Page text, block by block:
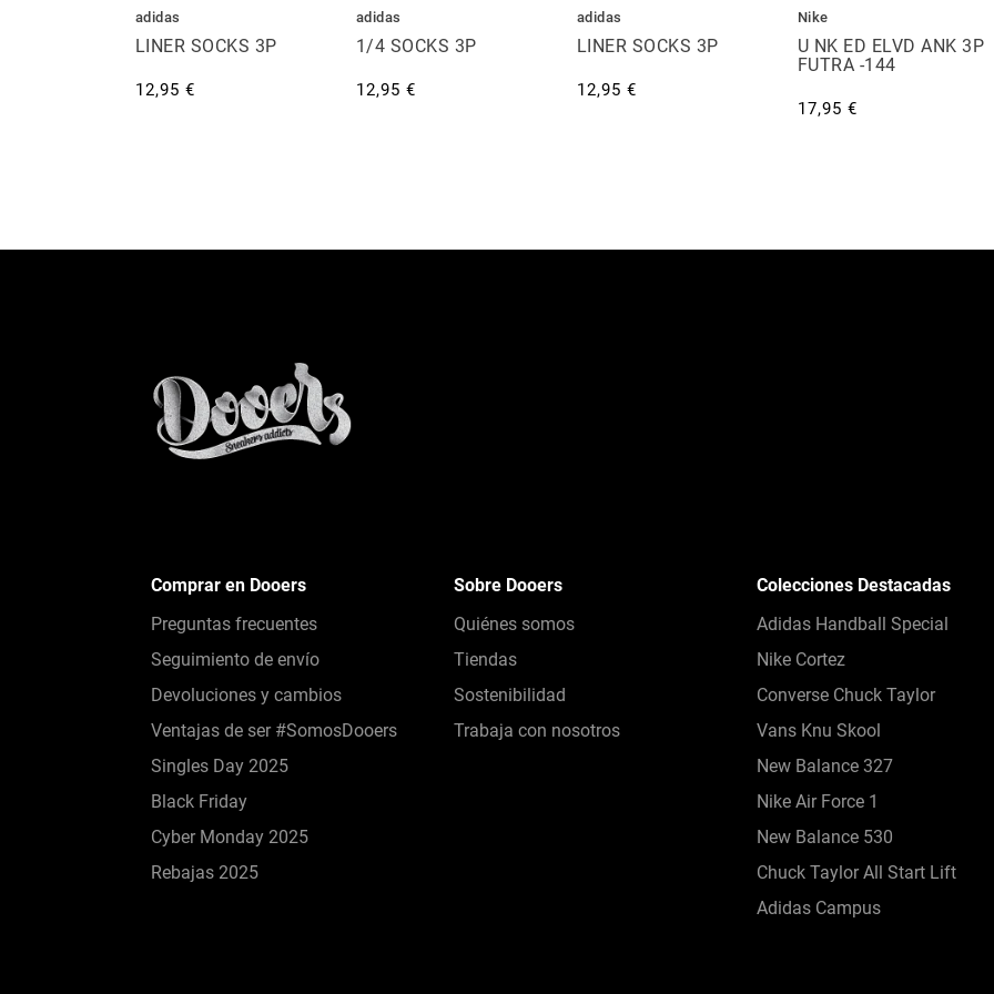
adidas
LINER SOCKS 3P
12,95 €
adidas
1/4 SOCKS 3P
12,95 €
adidas
LINER SOCKS 3P
12,95 €
Nike
U NK ED ELVD ANK 3P
FUTRA -144
17,95 €
Comprar en Dooers
Preguntas frecuentes
Seguimiento de envío
Devoluciones y cambios
Ventajas de ser #SomosDooers
Singles Day 2025
Black Friday
Cyber Monday 2025
Rebajas 2025
Sobre Dooers
Quiénes somos
Tiendas
Sostenibilidad
Trabaja con nosotros
Colecciones Destacadas
Adidas Handball Special
Nike Cortez
Converse Chuck Taylor
Vans Knu Skool
New Balance 327
Nike Air Force 1
New Balance 530
Chuck Taylor All Start Lift
Adidas Campus